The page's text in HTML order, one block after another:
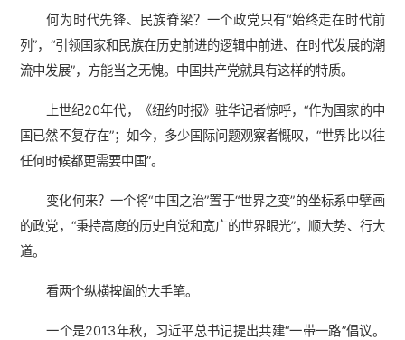
何为时代先锋、民族脊梁？一个政党只有“始终走在时代前
列”，“引领国家和民族在历史前进的逻辑中前进、在时代发展的潮
流中发展”，方能当之无愧。中国共产党就具有这样的特质。
上世纪20年代，《纽约时报》驻华记者惊呼，“作为国家的中
国已然不复存在”；如今，多少国际问题观察者慨叹，“世界比以往
任何时候都更需要中国”。
变化何来？一个将“中国之治”置于“世界之变”的坐标系中擘画
的政党，“秉持高度的历史自觉和宽广的世界眼光”，顺大势、行大
道。
看两个纵横捭阖的大手笔。
一个是2013年秋，习近平总书记提出共建“一带一路”倡议。